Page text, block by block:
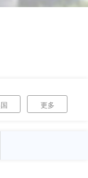
更多